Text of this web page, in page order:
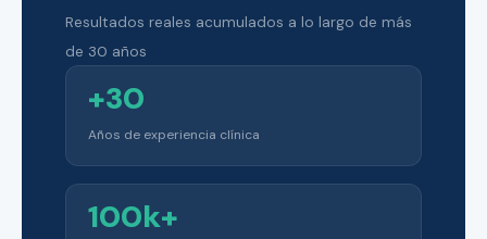
Resultados reales acumulados a lo largo de más
de 30 años
+30
Años de experiencia clínica
100k+